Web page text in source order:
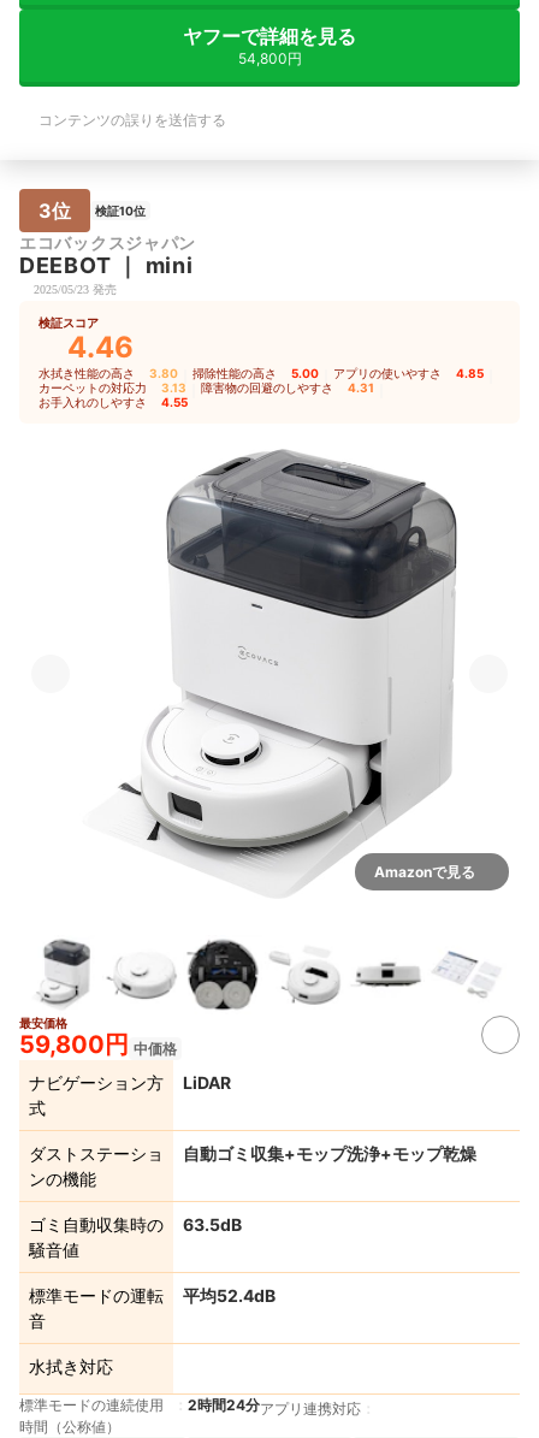
ヤフーで詳細を見る
54,800円
コンテンツの誤りを送信する
3位 検証10位
エコバックスジャパン
DEEBOT mini
2025/05/23 発売
検証スコア
4.46
水拭き性能の高さ 3.80 掃除性能の高さ 5.00 アプリの使いやすさ 4.85
カーペットの対応力 3.13 障害物の回避のしやすさ 4.31
お手入れのしやすさ 4.55
Amazonで見る
最安価格
59,800円 中価格
ナビゲーション方
式
LiDAR
ダストステーショ
ンの機能
自動ゴミ収集+モップ洗浄+モップ乾燥
ゴミ自動収集時の
騒音値
63.5dB
標準モードの運転
音
平均52.4dB
水拭き対応
標準モードの連続使用
時間（公称値）
2時間24分アプリ連携対応